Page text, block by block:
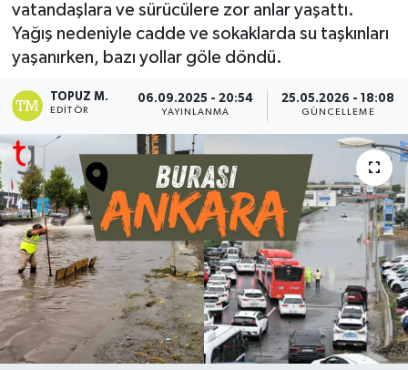
vatandaşlara ve sürücülere zor anlar yaşattı.
Yağış nedeniyle cadde ve sokaklarda su taşkınları
yaşanırken, bazı yollar göle döndü.
TOPUZ M.
EDITÖR
06.09.2025 - 20:54
YAYINLANMA
25.05.2026 - 18:08
GÜNCELLEME
TEKNOLOJİ
TÜRKİYE
Haber Arşivi